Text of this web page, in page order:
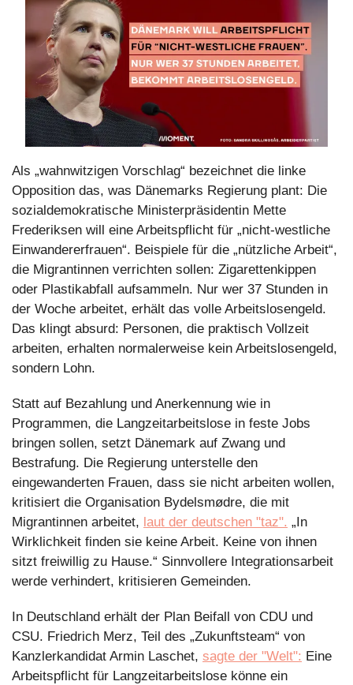
Als „wahnwitzigen Vorschlag“ bezeichnet die linke
Opposition das, was Dänemarks Regierung plant: Die
sozialdemokratische Ministerpräsidentin Mette
Frederiksen will eine Arbeitspflicht für „nicht-westliche
Einwandererfrauen“. Beispiele für die „nützliche Arbeit“,
die Migrantinnen verrichten sollen: Zigarettenkippen
oder Plastikabfall aufsammeln. Nur wer 37 Stunden in
der Woche arbeitet, erhält das volle Arbeitslosengeld.
Das klingt absurd: Personen, die praktisch Vollzeit
arbeiten, erhalten normalerweise kein Arbeitslosengeld,
sondern Lohn.
Statt auf Bezahlung und Anerkennung wie in
Programmen, die Langzeitarbeitslose in feste Jobs
bringen sollen, setzt Dänemark auf Zwang und
Bestrafung. Die Regierung unterstelle den
eingewanderten Frauen, dass sie nicht arbeiten wollen,
kritisiert die Organisation Bydelsmødre, die mit
Migrantinnen arbeitet, laut der deutschen "taz". „In
Wirklichkeit finden sie keine Arbeit. Keine von ihnen
sitzt freiwillig zu Hause.“ Sinnvollere Integrationsarbeit
werde verhindert, kritisieren Gemeinden.
In Deutschland erhält der Plan Beifall von CDU und
CSU. Friedrich Merz, Teil des „Zukunftsteam“ von
Kanzlerkandidat Armin Laschet, sagte der "Welt": Eine
Arbeitspflicht für Langzeitarbeitslose könne ein